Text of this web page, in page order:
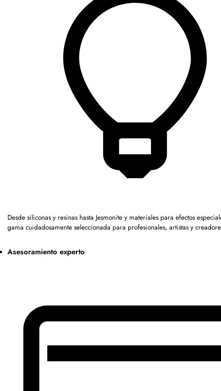
Desde siliconas y resinas hasta Jesmonite y materiales para efectos
gama cuidadosamente seleccionada para profesionales, artistas y
Asesoramiento experto